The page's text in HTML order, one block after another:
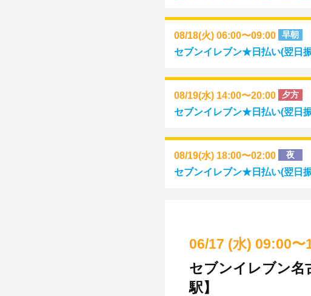
08/18(火) 06:00〜09:00 早朝
セブンイレブン★日払い(翌日
08/19(水) 14:00〜20:00 夕方
セブンイレブン★日払い(翌日
08/19(水) 18:00〜02:00 夜
セブンイレブン★日払い(翌日
06/17 (水) 09:00〜
セブンイレブン名
駅】